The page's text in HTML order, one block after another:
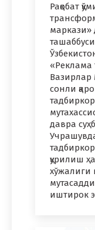
Рақобат
маркази»
«Реклама
Вазирлар
сонли
давра
қурилиш
хўжалиги
иштирок